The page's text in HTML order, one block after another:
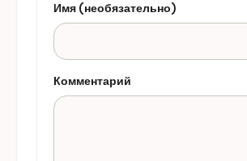
Имя (необязательно)
Комментарий